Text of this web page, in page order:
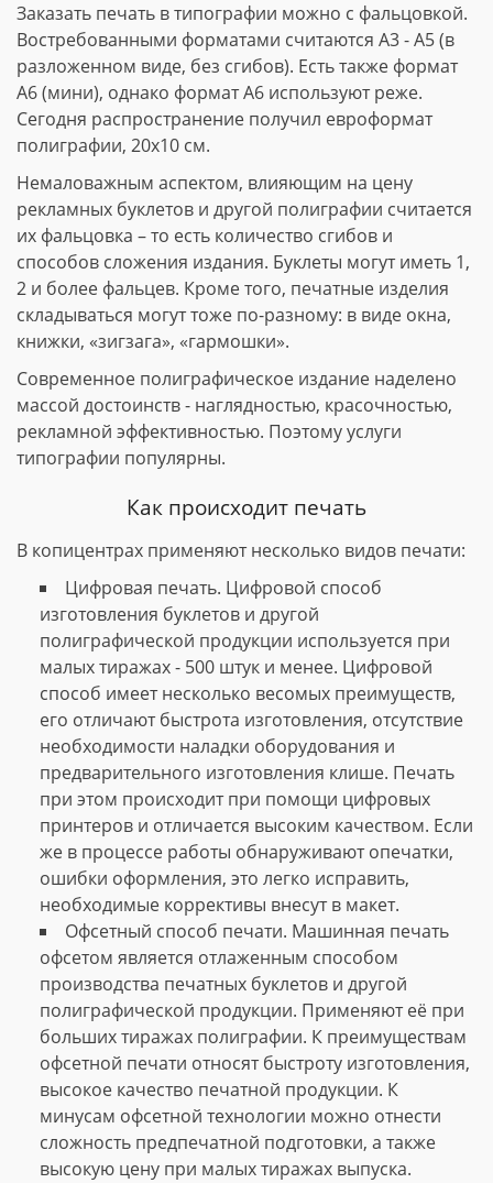
Заказать печать в типографии можно с фальцовкой.
Востребованными форматами считаются А3 - А5 (в
разложенном виде, без сгибов). Есть также формат
А6 (мини), однако формат А6 используют реже.
Сегодня распространение получил евроформат
полиграфии, 20х10 см.
Немаловажным аспектом, влияющим на цену
рекламных буклетов и другой полиграфии считается
их фальцовка – то есть количество сгибов и
способов сложения издания. Буклеты могут иметь 1,
2 и более фальцев. Кроме того, печатные изделия
складываться могут тоже по-разному: в виде окна,
книжки, «зигзага», «гармошки».
Современное полиграфическое издание наделено
массой достоинств - наглядностью, красочностью,
рекламной эффективностью. Поэтому услуги
типографии популярны.
Как происходит печать
В копицентрах применяют несколько видов печати:
Цифровая печать. Цифровой способ
изготовления буклетов и другой
полиграфической продукции используется при
малых тиражах - 500 штук и менее. Цифровой
способ имеет несколько весомых преимуществ,
его отличают быстрота изготовления, отсутствие
необходимости наладки оборудования и
предварительного изготовления клише. Печать
при этом происходит при помощи цифровых
принтеров и отличается высоким качеством. Если
же в процессе работы обнаруживают опечатки,
ошибки оформления, это легко исправить,
необходимые коррективы внесут в макет.
Офсетный способ печати. Машинная печать
офсетом является отлаженным способом
производства печатных буклетов и другой
полиграфической продукции. Применяют её при
больших тиражах полиграфии. К преимуществам
офсетной печати относят быстроту изготовления,
высокое качество печатной продукции. К
минусам офсетной технологии можно отнести
сложность предпечатной подготовки, а также
высокую цену при малых тиражах выпуска.